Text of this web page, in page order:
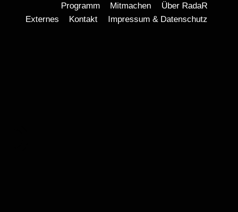
Programm Mitmachen
Über RadaR
Externes
Kontakt Impressum & Datenschutz